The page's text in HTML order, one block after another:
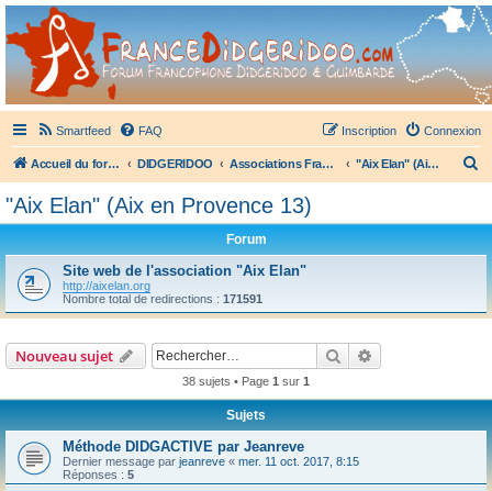
France Didgeridoo
Didgeridoo et Guimbarde sur France Didgeridoo - retrouvez la communauté.
Smartfeed FAQ Connexion
Inscription
Accueil du forum DIDGERIDOO Associations Françaises de Didgeridoo "Aix Elan" (Aix en Provence 13)
c
r
"Aix Elan" (Aix en Provence 13)
Forum
Site web de l'association "Aix Elan"
http://aixelan.org
Nombre total de redirections : 171591
Nouveau sujet Rechercher
38 sujets • Page 1 sur 1
Sujets
Méthode DIDGACTIVE par Jeanreve
Dernier message par jeanreve « mer. 11 oct. 2017, 8:15
Réponses : 5